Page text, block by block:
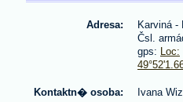
Adresa:
Karviná
Čsl.
gps: Loc:
Kontaktn� osoba: Ivana